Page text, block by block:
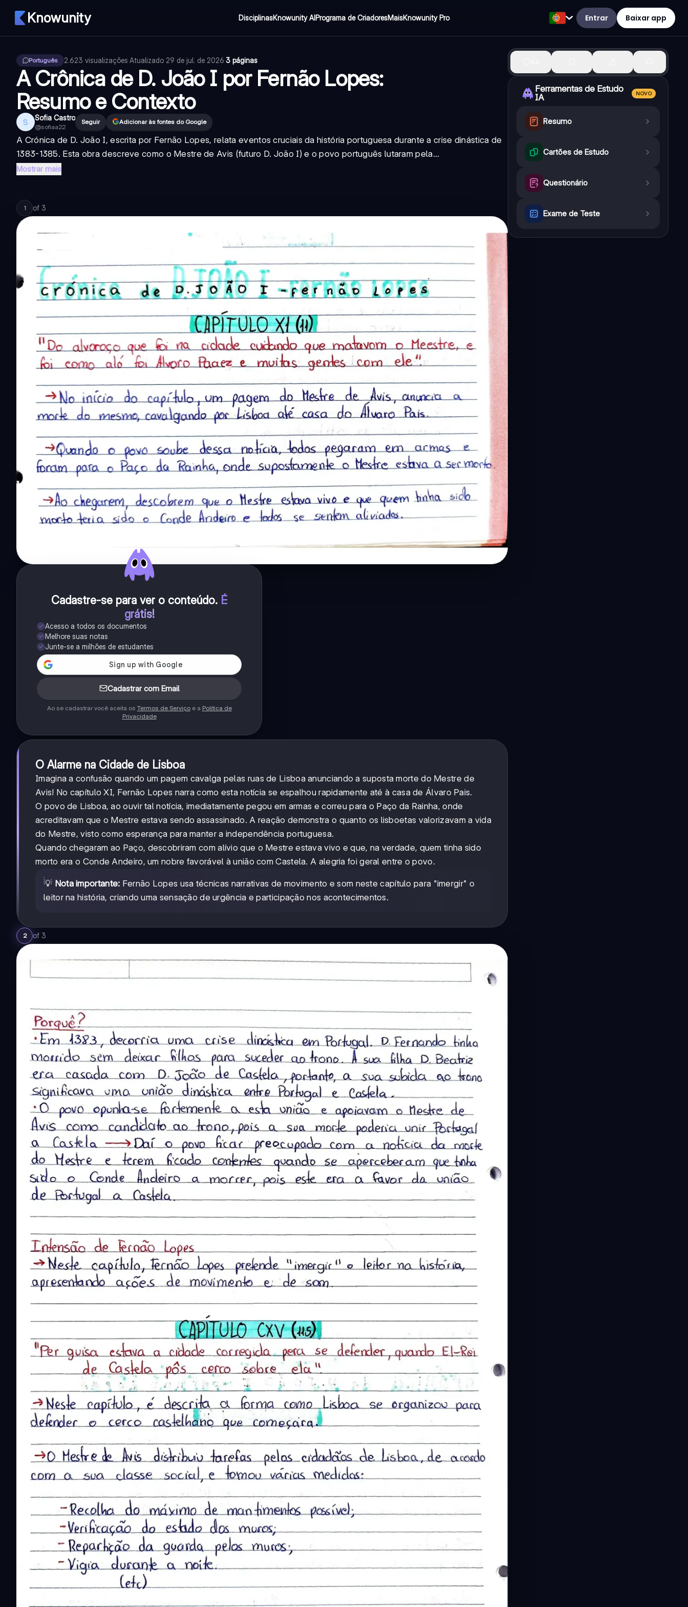
Knowunity DisciplinasKnowunity AIPrograma de CriadoresMaisKnowunity Pro Entrar Baixar app
Português 2.623 visualizações·Atualizado 29 de jul. de 2026·3 páginas
A Crônica de D. João I por Fernão Lopes:
Resumo e Contexto
S Sofia Castro
@sofiaa22
Seguir Adicionar às fontes do Google
A Crónica de D. João I, escrita por Fernão Lopes, relata eventos cruciais da história portuguesa durante a crise dinástica de
1383-1385. Esta obra descreve como o Mestre de Avis (futuro D. João I) e o povo português lutaram pela...
Mostrar mais
1 of 3
Cadastre-se para ver o conteúdo. É
grátis!
Acesso a todos os documentos
Melhore suas notas
Junte-se a milhões de estudantes
Cadastrar com Email
Ao se cadastrar você aceita os Termos de Serviçoe a Política de
Privacidade
O Alarme na Cidade de Lisboa
Imagina a confusão quando um pagem cavalga pelas ruas de Lisboa anunciando a suposta morte do Mestre de
Avis! No capítulo XI, Fernão Lopes narra como esta notícia se espalhou rapidamente até à casa de Álvaro Pais.
O povo de Lisboa, ao ouvir tal notícia, imediatamente pegou em armas e correu para o Paço da Rainha, onde
acreditavam que o Mestre estava sendo assassinado. A reação demonstra o quanto os lisboetas valorizavam a vida
do Mestre, visto como esperança para manter a independência portuguesa.
Quando chegaram ao Paço, descobriram com alívio que o Mestre estava vivo e que, na verdade, quem tinha sido
morto era o Conde Andeiro, um nobre favorável à união com Castela. A alegria foi geral entre o povo.
💡 Nota importante: Fernão Lopes usa técnicas narrativas de movimento e som neste capítulo para "imergir" o
leitor na história, criando uma sensação de urgência e participação nos acontecimentos.
2 of 3
Ferramentas de Estudo
IA
NOVO
Resumo
Cartões de Estudo
Questionário
Exame de Teste